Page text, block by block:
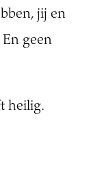
jij en
geen
heilig.